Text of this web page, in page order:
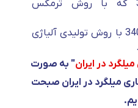
T: محصول آجدار 360 که با روش ترمکس
JU : مقطع فولادی آجدار 340 با روش تولیدی آلیاژی
در ایران" به صورت
میلگرد در ایران صبحت